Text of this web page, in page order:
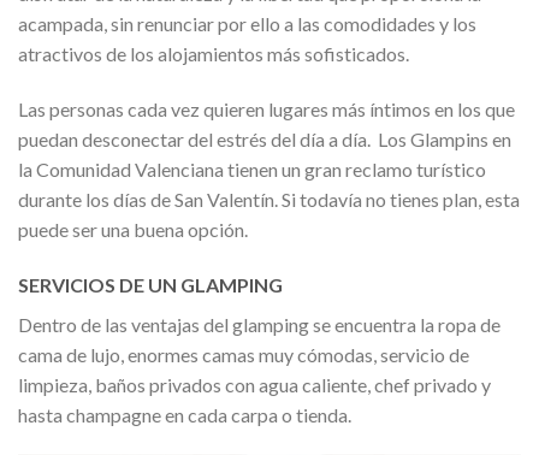
acampada, sin renunciar por ello a las comodidades y los
atractivos de los alojamientos más sofisticados.
Las personas cada vez quieren lugares más íntimos en los que
puedan desconectar del estrés del día a día. Los Glampins en
la Comunidad Valenciana tienen un gran reclamo turístico
durante los días de San Valentín. Si todavía no tienes plan, esta
puede ser una buena opción.
SERVICIOS DE UN GLAMPING
Dentro de las ventajas del glamping se encuentra la ropa de
cama de lujo, enormes camas muy cómodas, servicio de
limpieza, baños privados con agua caliente, chef privado y
hasta champagne en cada carpa o tienda.